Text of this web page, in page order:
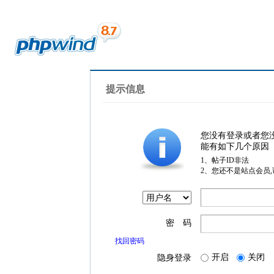
提示信息
您没有登录或者您
能有如下几个原因
1、帖子ID非法
2、您还不是站点会员
密 码
找回密码
隐身登录 开启 关闭